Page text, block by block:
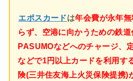
エポスカードは年会費が永年
らず、空港に向かうための鉄
PASUMOなどへのチャージ、
などで1円以上カードを利用す
険(三井住友海上火災保険提携)